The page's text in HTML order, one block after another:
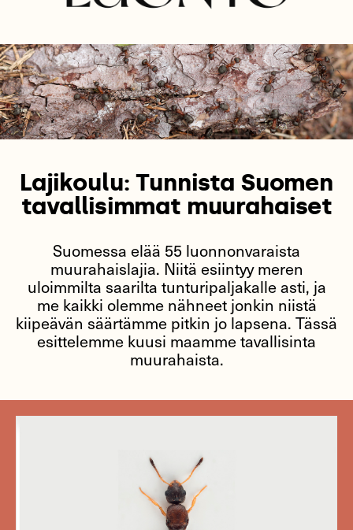
Lajikoulu: Tunnista Suomen
tavallisimmat muurahaiset
Suomessa elää 55 luonnonvaraista
muurahaislajia. Niitä esiintyy meren
uloimmilta saarilta tunturipaljakalle asti, ja
me kaikki olemme nähneet jonkin niistä
kiipeävän säärtämme pitkin jo lapsena. Tässä
esittelemme kuusi maamme tavallisinta
muurahaista.